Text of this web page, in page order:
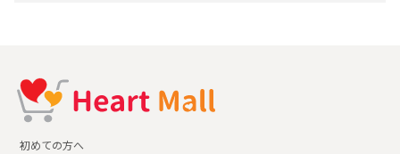
初めての方へ